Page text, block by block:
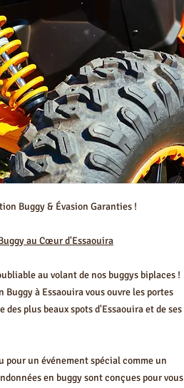
Buggy & Évasion Garanties !
au Cœur d'Essaouira
au volant de nos buggys biplaces !
à Essaouira vous ouvre les portes
plus beaux spots d'Essaouira et de ses
pour un événement spécial comme un
en buggy sont conçues pour vous